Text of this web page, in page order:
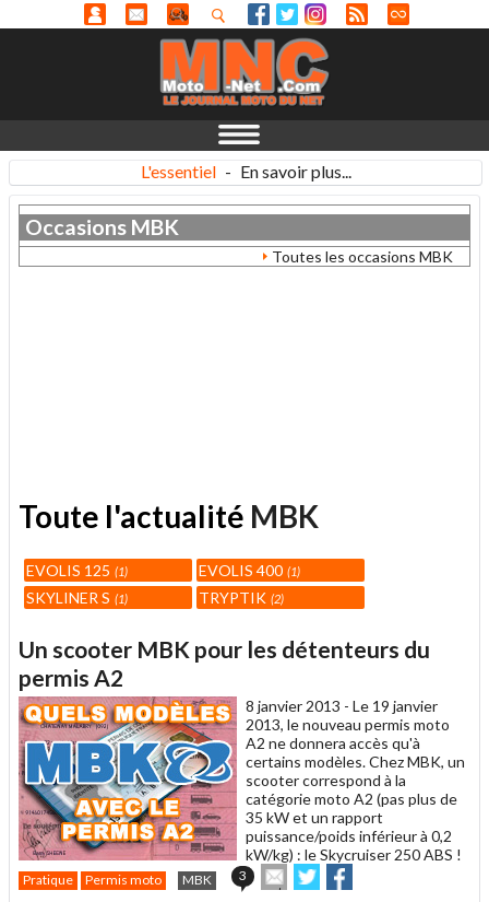
L'essentiel - En savoir plus...
Occasions MBK
Toutes les occasions MBK
Toute l'actualité MBK
EVOLIS 125 1 EVOLIS 400 1
SKYLINER S 1 TRYPTIK 2
Un scooter MBK pour les détenteurs du
permis A2
8 janvier 2013 - Le 19 janvier
2013, le nouveau permis moto
A2 ne donnera accès qu'à
certains modèles. Chez MBK, un
scooter correspond à la
catégorie moto A2 (pas plus de
35 kW et un rapport
puissance/poids inférieur à 0,2
kW/kg) : le Skycruiser 250 ABS !
Pratique Permis moto MBK 3
Envoyer
cet
Partager
sur sur